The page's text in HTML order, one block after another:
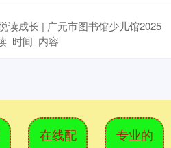
读成长 | 广元市图书馆少儿馆2025
_时间_内容
在线配
专业的